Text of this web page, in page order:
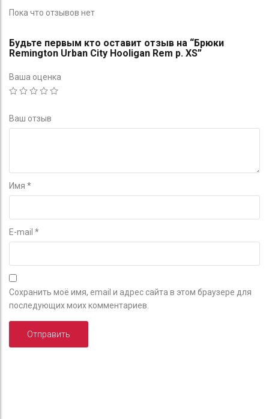
Пока что отзывов нет
Будьте первым кто оставит отзыв на “Брюки
Remington Urban City Hooligan Rem р. XS”
Ваша оценка
Ваш отзыв
Имя *
E-mail *
Сохранить моё имя, email и адрес сайта в этом браузере для
последующих моих комментариев.